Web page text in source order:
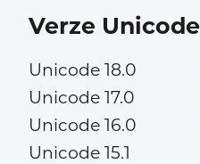
Verze Unicode
Unicode 18.0
Unicode 17.0
Unicode 16.0
Unicode 15.1